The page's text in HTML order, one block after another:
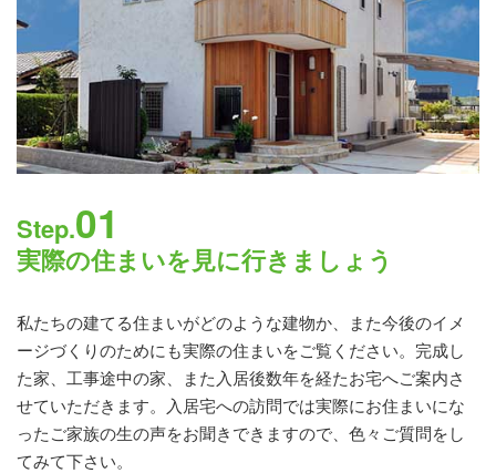
Step.01
実際の住まいを見に行きましょう
私たちの建てる住まいがどのような建物か、また今後のイメ
ージづくりのためにも実際の住まいをご覧ください。完成し
た家、工事途中の家、また入居後数年を経たお宅へご案内さ
せていただきます。入居宅への訪問では実際にお住まいにな
ったご家族の生の声をお聞きできますので、色々ご質問をし
てみて下さい。